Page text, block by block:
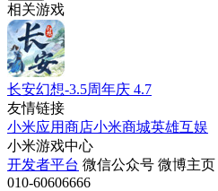
相关游戏
长安幻想-3.5周年庆 4.7
友情链接
小米应用商店小米商城英雄互娱
小米游戏中心
开发者平台 微信公众号 微博主页
010-60606666